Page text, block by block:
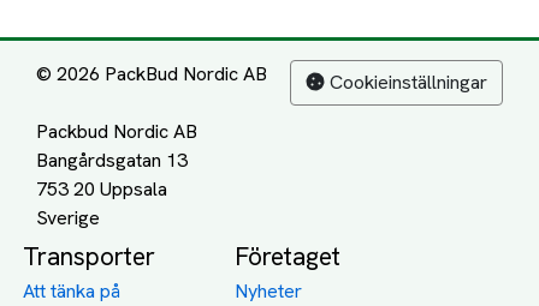
© 2026 PackBud Nordic AB
Packbud Nordic AB
Bangårdsgatan 13
753 20 Uppsala
Cookieinställningar
Transporter
Att tänka på
Företaget
Nyheter